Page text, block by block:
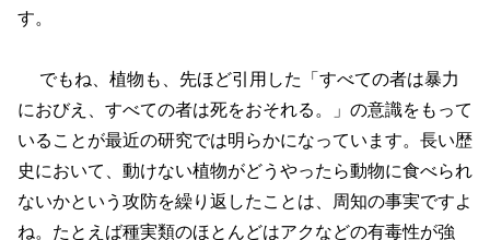
す。
でもね、植物も、先ほど引用した「すべての者は暴力
におびえ、すべての者は死をおそれる。」の意識をもって
いることが最近の研究では明らかになっています。長い歴
史において、動けない植物がどうやったら動物に食べられ
ないかという攻防を繰り返したことは、周知の事実ですよ
ね。たとえば種実類のほとんどはアクなどの有毒性が強